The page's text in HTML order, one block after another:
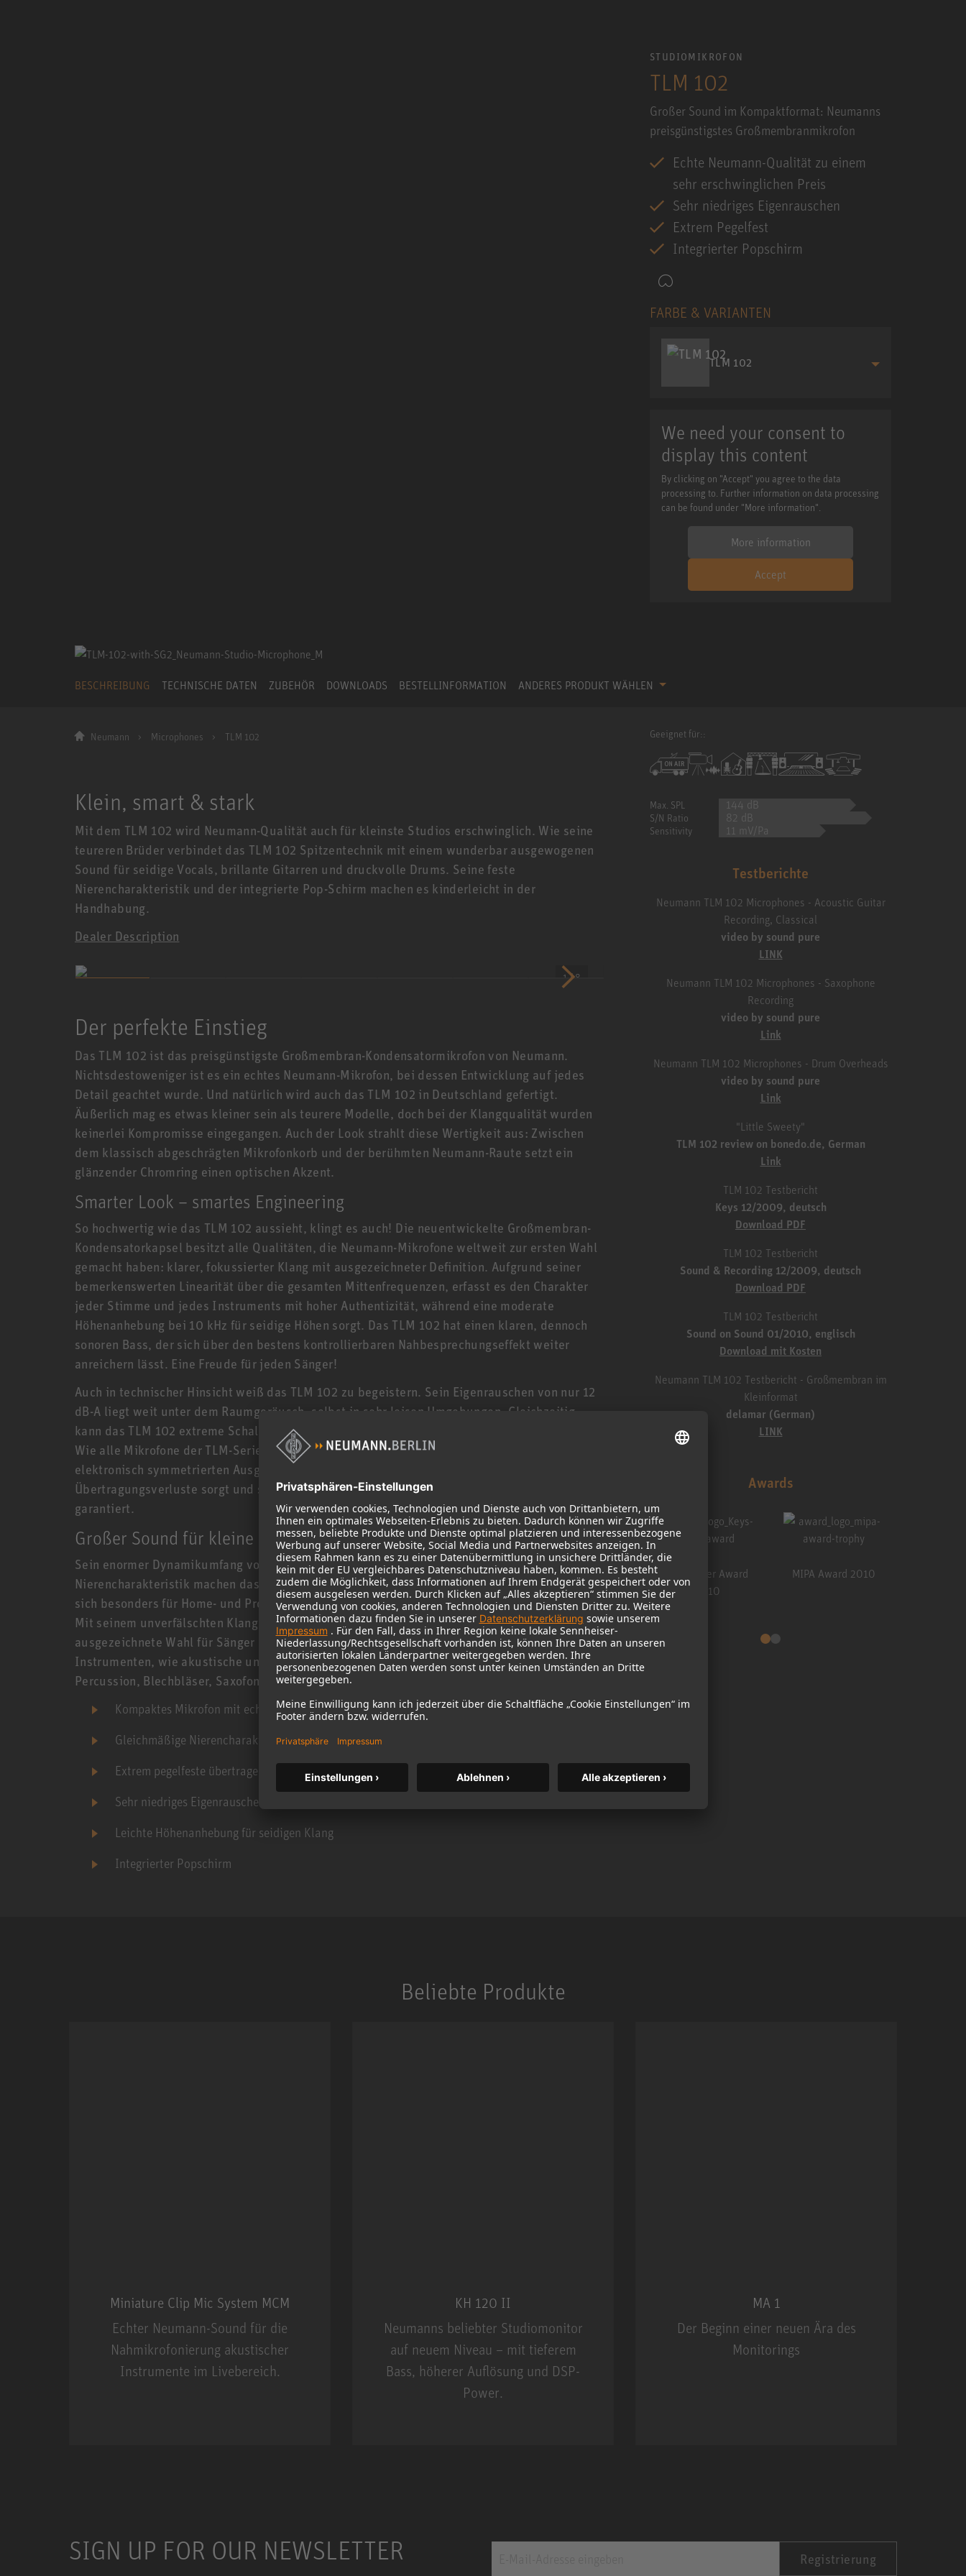
STUDIOMIKROFON
TLM 102
Großer Sound im Kompaktformat: Neumanns
preisgünstigstes Großmembranmikrofon
Echte Neumann-Qualität zu einem
sehr erschwinglichen Preis
Sehr niedriges Eigenrauschen
Extrem Pegelfest
Integrierter Popschirm
FARBE & VARIANTEN
TLM 102
We need your consent to
display this content
By clicking on "Accept" you agree to the data
processing to. Further information on data processing
can be found under "More information".
More information
Accept
BESCHREIBUNG TECHNISCHE DATEN ZUBEHÖR DOWNLOADS BESTELLINFORMATION ANDERES PRODUKT WÄHLEN
Neumann Microphones TLM 102
Klein, smart & stark
Mit dem TLM 102 wird Neumann-Qualität auch für kleinste Studios erschwinglich. Wie seine
teureren Brüder verbindet das TLM 102 Spitzentechnik mit einem wunderbar ausgewogenen
Sound für seidige Vocals, brillante Gitarren und druckvolle Drums. Seine feste
Nierencharakteristik und der integrierte Pop-Schirm machen es kinderleicht in der
Handhabung.
Dealer Description
1 / 8
Der perfekte Einstieg
Das TLM 102 ist das preisgünstigste Großmembran-Kondensatormikrofon von Neumann.
Nichtsdestoweniger ist es ein echtes Neumann-Mikrofon, bei dessen Entwicklung auf jedes
Detail geachtet wurde. Und natürlich wird auch das TLM 102 in Deutschland gefertigt.
Äußerlich mag es etwas kleiner sein als teurere Modelle, doch bei der Klangqualität wurden
keinerlei Kompromisse eingegangen. Auch der Look strahlt diese Wertigkeit aus: Zwischen
dem klassisch abgeschrägten Mikrofonkorb und der berühmten Neumann-Raute setzt ein
glänzender Chromring einen optischen Akzent.
Smarter Look – smartes Engineering
So hochwertig wie das TLM 102 aussieht, klingt es auch! Die neuentwickelte Großmembran-
Kondensatorkapsel besitzt alle Qualitäten, die Neumann-Mikrofone weltweit zur ersten Wahl
gemacht haben: klarer, fokussierter Klang mit ausgezeichneter Definition. Aufgrund seiner
bemerkenswerten Linearität über die gesamten Mittenfrequenzen, erfasst es den Charakter
jeder Stimme und jedes Instruments mit hoher Authentizität, während eine moderate
Höhenanhebung bei 10 kHz für seidige Höhen sorgt. Das TLM 102 hat einen klaren, dennoch
sonoren Bass, der sich über den bestens kontrollierbaren Nahbesprechungseffekt weiter
anreichern lässt. Eine Freude für jeden Sänger!
Auch in technischer Hinsicht weiß das TLM 102 zu begeistern. Sein Eigenrauschen von nur 12
dB-A liegt weit unter dem Raumgeräusch, selbst in sehr leisen Umgebungen. Gleichzeitig
kann das TLM 102 extreme Schalldruckpegel von bis zu 144 dB verzerrungsfrei verarbeiten.
Wie alle Mikrofone der TLM-Serie arbeitet das TLM 102 mit einer hochentwickelten
elektronisch symmetrierten Ausgangsstufe, die für einen sehr direkten Sound ohne
Übertragungsverluste sorgt und selbst bei höchsten Pegeln einen druckvollen Bass
garantiert.
Großer Sound für kleine Studios
Sein enormer Dynamikumfang von 132 dB und die bemerkenswert gleichmäßige
Nierencharakteristik machen das TLM 102 extrem einfach in der Handhabung. Somit eignet es
sich besonders für Home- und Projektstudios sowie für anspruchsvolle Live-Anwendungen.
Mit seinem unverfälschten Klang und seiner hohen Impulstreue ist das TLM 102 eine
ausgezeichnete Wahl für Sänger und Sängerinnen, aber auch für eine große Palette an
Instrumenten, wie akustische und elektrische Gitarre, E-Bass und Kontrabass, Schlagzeug,
Percussion, Blechbläser, Saxofon uvm. Das TLM 102 ist extrem vielseitig!
Kompaktes Mikrofon mit echter Neumann-Großmembrankapsel
Gleichmäßige Nierencharakteristik
Extrem pegelfeste übertragerlose Schaltung
Sehr niedriges Eigenrauschen
Leichte Höhenanhebung für seidigen Klang
Integrierter Popschirm
Geeignet für::
Max. SPL 144 dB
S/N Ratio 82 dB
Sensitivity 11 mV/Pa
Testberichte
Neumann TLM 102 Microphones - Acoustic Guitar
Recording, Classical
video by sound pure
LINK
Neumann TLM 102 Microphones - Saxophone
Recording
video by sound pure
Link
Neumann TLM 102 Microphones - Drum Overheads
video by sound pure
Link
"Little Sweety"
TLM 102 review on bonedo.de, German
Link
TLM 102 Testbericht
Keys 12/2009, deutsch
Download PDF
TLM 102 Testbericht
Sound & Recording 12/2009, deutsch
Download PDF
TLM 102 Testbericht
Sound on Sound 01/2010, englisch
Download mit Kosten
Neumann TLM 102 Testbericht - Großmembran im
Kleinformat
delamar (German)
LINK
Awards
Keys Leser Award
2010
MIPA Award 2010
Beliebte Produkte
Miniature Clip Mic System MCM
Echter Neumann-Sound für die
Nahmikrofonierung akustischer
Instrumente im Livebereich.
KH 120 II
Neumanns beliebter Studiomonitor
auf neuem Niveau – mit tieferem
Bass, höherer Auflösung und DSP-
Power.
MA 1
Der Beginn einer neuen Ära des
Monitorings
SIGN UP FOR OUR NEWSLETTER Registrierung